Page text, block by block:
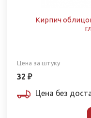
Кирпич
Цена за штуку
32 ₽
Цена без